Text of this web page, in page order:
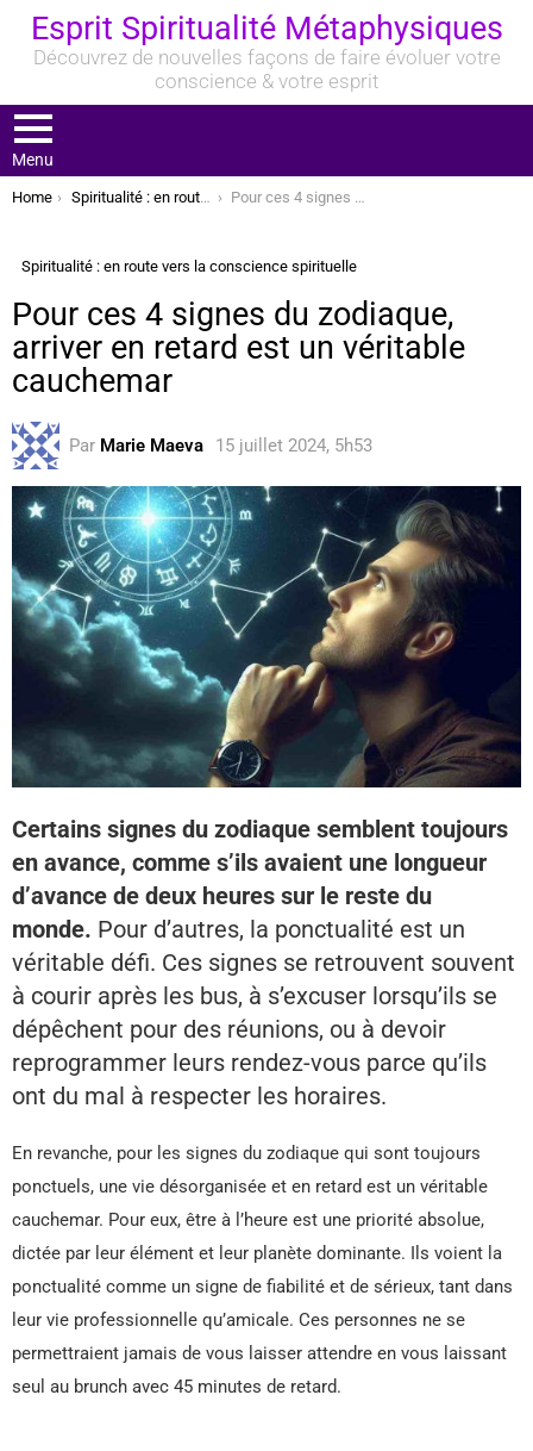
Esprit Spiritualité Métaphysiques
Découvrez de nouvelles façons de faire évoluer votre
conscience & votre esprit
Menu
You are here:
Home Spiritualité : en route vers la conscience spirituelle Pour ces 4 signes du zodiaque, arriver en retard est un véritable cauchemar
Spiritualité : en route vers la conscience spirituelle
Pour ces 4 signes du zodiaque,
arriver en retard est un véritable
cauchemar
Par Marie Maeva 15 juillet 2024, 5h53
Certains signes du zodiaque semblent toujours
en avance, comme s’ils avaient une longueur
d’avance de deux heures sur le reste du
monde. Pour d’autres, la ponctualité est un
véritable défi. Ces signes se retrouvent souvent
à courir après les bus, à s’excuser lorsqu’ils se
dépêchent pour des réunions, ou à devoir
reprogrammer leurs rendez-vous parce qu’ils
ont du mal à respecter les horaires.
En revanche, pour les signes du zodiaque qui sont toujours
ponctuels, une vie désorganisée et en retard est un véritable
cauchemar. Pour eux, être à l’heure est une priorité absolue,
dictée par leur élément et leur planète dominante. Ils voient la
ponctualité comme un signe de fiabilité et de sérieux, tant dans
leur vie professionnelle qu’amicale. Ces personnes ne se
permettraient jamais de vous laisser attendre en vous laissant
seul au brunch avec 45 minutes de retard.